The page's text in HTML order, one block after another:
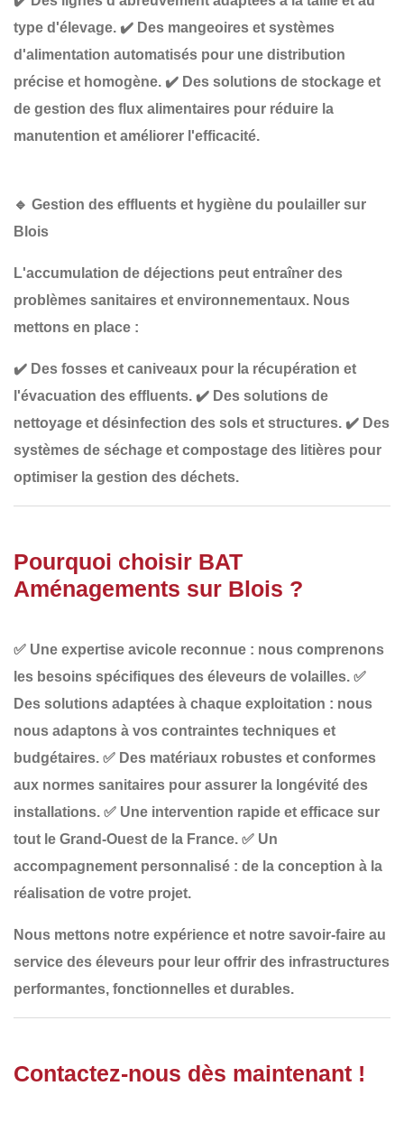
type d'élevage. ✔️ Des mangeoires et systèmes
d'alimentation automatisés pour une distribution
précise et homogène. ✔️ Des solutions de stockage et
de gestion des flux alimentaires pour réduire la
manutention et améliorer l'efficacité.
🔹 Gestion des effluents et hygiène du poulailler sur
Blois
L'accumulation de déjections peut entraîner des
problèmes sanitaires et environnementaux. Nous
mettons en place :
✔️ Des fosses et caniveaux pour la récupération et
l'évacuation des effluents. ✔️ Des solutions de
nettoyage et désinfection des sols et structures. ✔️ Des
systèmes de séchage et compostage des litières pour
optimiser la gestion des déchets.
Pourquoi choisir BAT
Aménagements sur Blois ?
✅ Une expertise avicole reconnue : nous comprenons
les besoins spécifiques des éleveurs de volailles. ✅
Des solutions adaptées à chaque exploitation : nous
nous adaptons à vos contraintes techniques et
budgétaires. ✅ Des matériaux robustes et conformes
aux normes sanitaires pour assurer la longévité des
installations. ✅ Une intervention rapide et efficace sur
tout le Grand-Ouest de la France. ✅ Un
accompagnement personnalisé : de la conception à la
réalisation de votre projet.
Nous mettons notre expérience et notre savoir-faire au
service des éleveurs pour leur offrir des infrastructures
performantes, fonctionnelles et durables.
Contactez-nous dès maintenant !